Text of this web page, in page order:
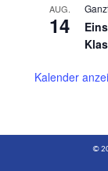
AUG.
14
Kalender
©